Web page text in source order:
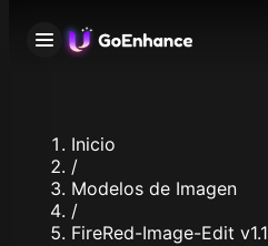
Inicio
/
Modelos de Imagen
/
FireRed-Image-Edit v1.1